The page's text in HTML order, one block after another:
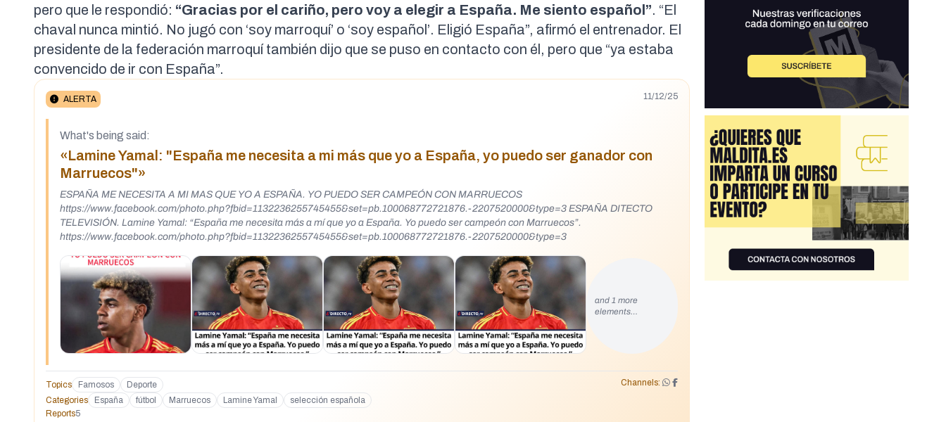
pero que le respondió: “Gracias por el cariño, pero voy a elegir a España. Me siento español”. “El
chaval nunca mintió. No jugó con ‘soy marroquí’ o ‘soy español’. Eligió España”, afirmó el entrenador. El
presidente de la federación marroquí también dijo que se puso en contacto con él, pero que “ya estaba
convencido de ir con España”.
ALERTA 11/12/25
What's being said:
«Lamine Yamal: "España me necesita a mi más que yo a España, yo puedo ser ganador con
Marruecos"»
ESPAÑA ME NECESITA A MI MAS QUE YO A ESPAÑA. YO PUEDO SER CAMPEÓN CON MARRUECOS
https://www.facebook.com/photo.php?fbid=1132236255745455&set=pb.100068772721876.-2207520000&type=3 ESPAÑA DITECTO
TELEVISIÓN. Lamine Yamal: “España me necesita más a mí que yo a España. Yo puedo ser campeón con Marruecos”.
https://www.facebook.com/photo.php?fbid=1132236255745455&set=pb.100068772721876.-2207520000&type=3
and 1 more
elements…
Topics Famosos Deporte
Channels:
Categories
España fútbol Marruecos Lamine Yamal
selección española
Reports5